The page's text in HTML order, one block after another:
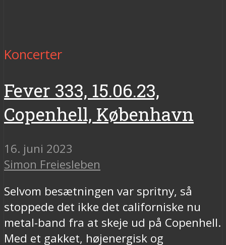
Koncerter
Fever 333, 15.06.23,
Copenhell, København
16. juni 2023
Simon Freiesleben
Selvom besætningen var spritny, så
stoppede det ikke det californiske nu
metal-band fra at skeje ud på Copenhell.
Med et gakket, højenergisk og